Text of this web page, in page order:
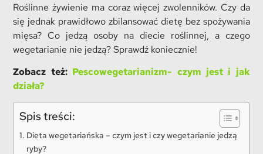
Roślinne żywienie ma coraz więcej zwolenników. Czy da
się jednak prawidłowo zbilansować dietę bez spożywania
mięsa? Co jedzą osoby na diecie roślinnej, a czego
wegetarianie nie jedzą? Sprawdź koniecznie!
Zobacz też: Pescowegetarianizm- czym jest i jak
działa?
Spis treści:
Dieta wegetariańska – czym jest i czy wegetarianie jedzą
ryby?